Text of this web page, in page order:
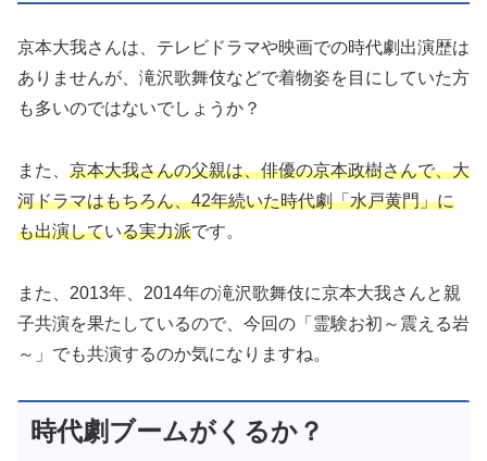
京本大我さんは、テレビドラマや映画での時代劇出演歴は
ありませんが、滝沢歌舞伎などで着物姿を目にしていた方
も多いのではないでしょうか？
また、 京本大我さんの父親は、俳優の京本政樹さんで、大
河ドラマはもちろん、42年続いた時代劇「水戸黄門」に
も出演している実力派です。
また、2013年、2014年の滝沢歌舞伎に京本大我さんと親
子共演を果たしているので、今回の「霊験お初～震える岩
～」でも共演するのか気になりますね。
時代劇ブームがくるか？